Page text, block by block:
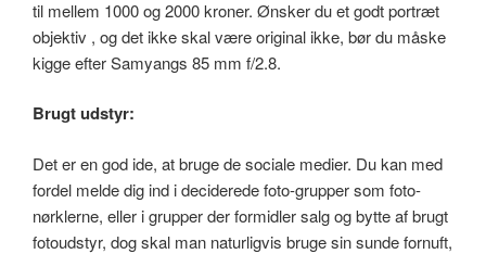
til mellem 1000 og 2000 kroner. Ønsker du et godt portræt
objektiv , og det ikke skal være original ikke, bør du måske
kigge efter Samyangs 85 mm f/2.8.
Brugt udstyr:
Det er en god ide, at bruge de sociale medier. Du kan med
fordel melde dig ind i deciderede foto-grupper som foto-
nørklerne, eller i grupper der formidler salg og bytte af brugt
fotoudstyr, dog skal man naturligvis bruge sin sunde fornuft,